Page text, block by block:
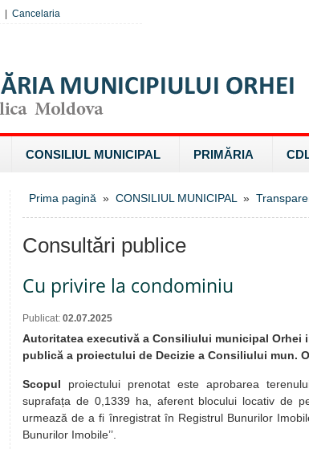
Cancelaria
CONSILIUL MUNICIPAL PRIMĂRIA
Prima pagină » CONSILIUL MUNICIPAL »
Consultări publice
Cu privire la condominiu
Publicat: 02.07.2025
Autoritatea executivă a Consiliului municipal Orhei
publică a proiectului de Decizie a Consiliului mun.
Scopul proiectului prenotat este aprobarea
suprafața de 0,1339 ha, aferent blocului locativ de
urmează de a fi înregistrat în Registrul Bunurilor
Bunurilor Imobile’’.